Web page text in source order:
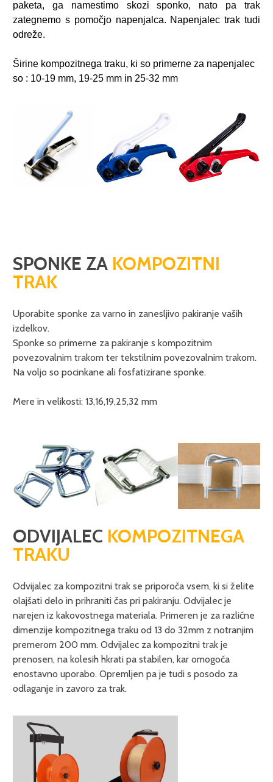
paketa, ga namestimo skozi sponko, nato pa trak
zategnemo s pomočjo napenjalca. Napenjalec trak tudi
odreže.
Širine kompozitnega traku, ki so primerne za napenjalec
so : 10-19 mm, 19-25 mm in 25-32 mm
SPONKE ZA KOMPOZITNI
TRAK
Uporabite sponke za varno in zanesljivo pakiranje vaših
izdelkov.
Sponke so primerne za pakiranje s kompozitnim
povezovalnim trakom ter tekstilnim povezovalnim trakom.
Na voljo so pocinkane ali fosfatizirane sponke.
Mere in velikosti: 13,16,19,25,32 mm
ODVIJALEC KOMPOZITNEGA
TRAKU
Odvijalec za kompozitni trak se priporoča vsem, ki si želite
olajšati delo in prihraniti čas pri pakiranju. Odvijalec je
narejen iz kakovostnega materiala. Primeren je za različne
dimenzije kompozitnega traku od 13 do 32mm z notranjim
premerom 200 mm. Odvijalec za kompozitni trak je
prenosen, na kolesih hkrati pa stabilen, kar omogoča
enostavno uporabo. Opremljen pa je tudi s posodo za
odlaganje in zavoro za trak.